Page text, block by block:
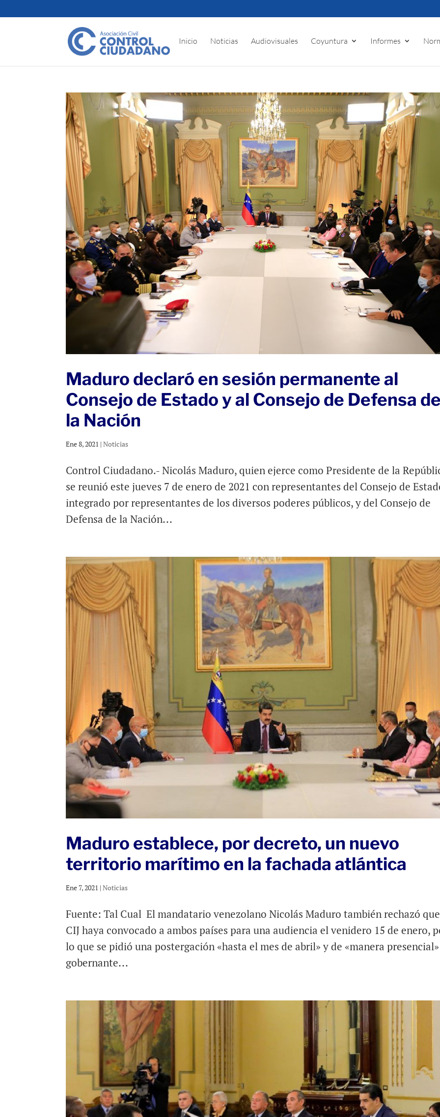
Inicio Noticias Audiovisuales Coyuntura Informes
Maduro declaró en sesión permanente al
Consejo de Estado y al Consejo de Defensa
la Nación
Ene 8, 2021 |Noticias
Control Ciudadano.- Nicolás Maduro, quien ejerce como Presidente de la
se reunió este jueves 7 de enero de 2021 con representantes del Consejo de
integrado por representantes de los diversos poderes públicos, y del Consejo de
Defensa de la Nación...
Maduro establece, por decreto, un nuevo
territorio marítimo en la fachada atlántica
Ene 7, 2021 |Noticias
Fuente: Tal Cual El mandatario venezolano Nicolás Maduro también rechazó
CIJ haya convocado a ambos países para una audiencia el venidero 15 de enero,
lo que se pidió una postergación «hasta el mes de abril» y de «manera
gobernante...